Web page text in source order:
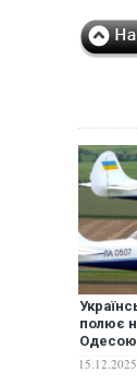
полює
15.12.2025